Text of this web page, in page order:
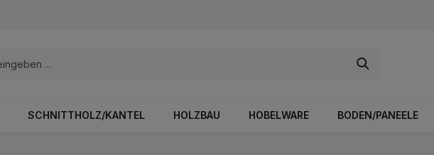
SCHNITTHOLZ/KANTEL HOLZBAU HOBELWARE BODEN/PANEELE